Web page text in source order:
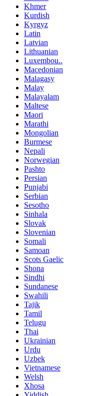
Khmer
Kurdish
Kyrgyz
Latin
Latvian
Lithuanian
Luxembou..
Macedonian
Malagasy
Malay
Malayalam
Maltese
Maori
Marathi
Mongolian
Burmese
Nepali
Norwegian
Pashto
Persian
Punjabi
Serbian
Sesotho
Sinhala
Slovak
Slovenian
Somali
Samoan
Scots Gaelic
Shona
Sindhi
Sundanese
Swahili
Tajik
Tamil
Telugu
Thai
Ukrainian
Urdu
Uzbek
Vietnamese
Welsh
Xhosa